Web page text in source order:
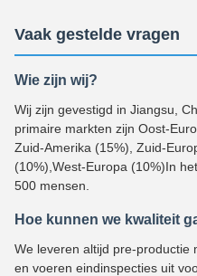
Vaak gestelde vragen
Wie zijn wij?
Wij zijn gevestigd in Jiangsu,
primaire markten zijn Oost-
Zuid-Amerika (15%), Zuid-
(10%),West-Europa (10%)In
500 mensen.
Hoe kunnen we kwaliteit
We leveren altijd pre-productie
en voeren eindinspecties uit